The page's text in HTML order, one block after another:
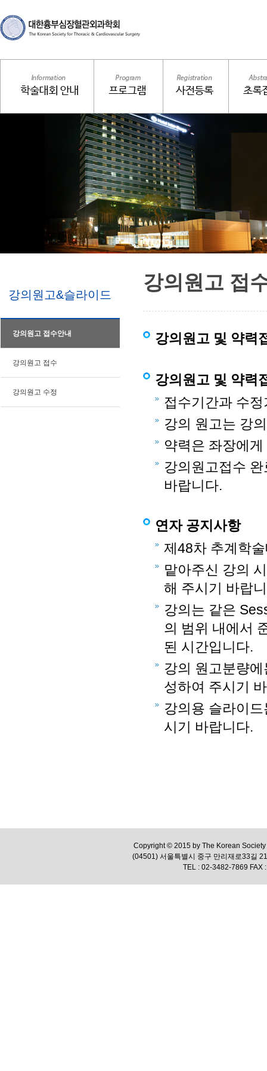
강의원고&슬라이드
강의원고 접수안내
강의원고 접수
강의원고 수정
강의원고 접
강의원고 및 약력
강의원고 및 약력
접수기간과 수
강의 원고는 강
약력은 좌장에
강의원고접수
바랍니다.
연자 공지사항
제48차 추계학
맡아주신 강의
해 주시기 바랍
강의는 같은
의 범위 내에서
된 시간입니다.
강의 원고분량
성하여 주시기
강의용 슬라이
시기 바랍니다.
Copyright © 2015 by The Korean
(04501) 서울특별시 중구 만리재로33길
TEL : 02-3482-7869